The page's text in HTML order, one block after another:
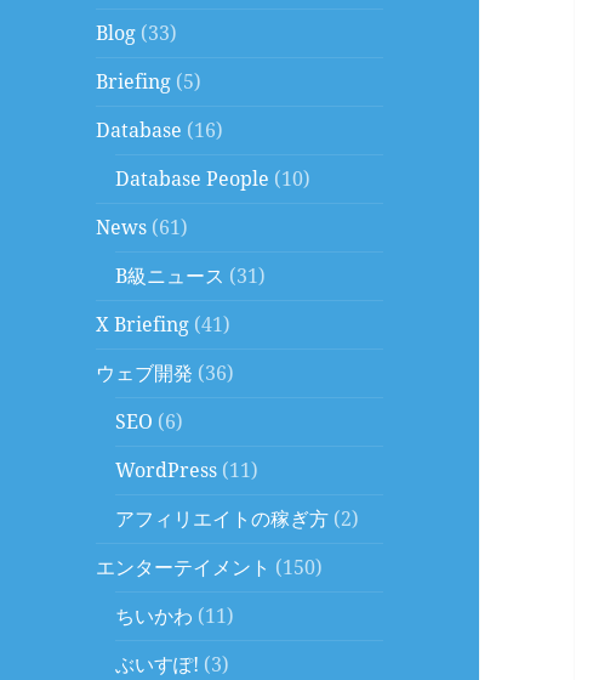
Blog (33)
Briefing (5)
Database (16)
Database People (10)
News (61)
B級ニュース (31)
X Briefing (41)
ウェブ開発 (36)
SEO (6)
WordPress (11)
アフィリエイトの稼ぎ方 (2)
エンターテイメント (150)
ちいかわ (11)
ぶいすぽ! (3)